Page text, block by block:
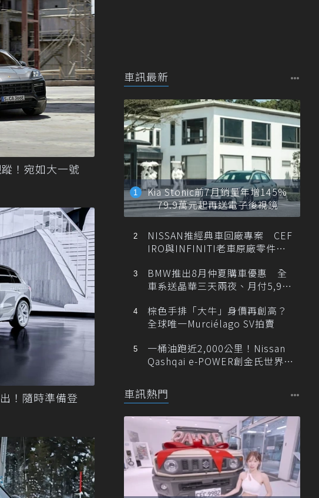
！宛如大一號
！隨時準備登
車訊最新
Kia Stonic前7月銷量年增145%
79.9萬元起再送電子後視鏡
NISSAN推經典車回廠專案 CEF
IRO與INFINITI老車原廠零件最
BMW推出8月仲夏購車優惠 全
車系送晶華三天兩夜、月付5,900
棕色手排「大牛」身價再創高？
全球唯一Murciélago SV拍賣
一桶油跑近2,000公里！Nissan
Qashqai e-POWER創金氏世界紀
車訊熱門